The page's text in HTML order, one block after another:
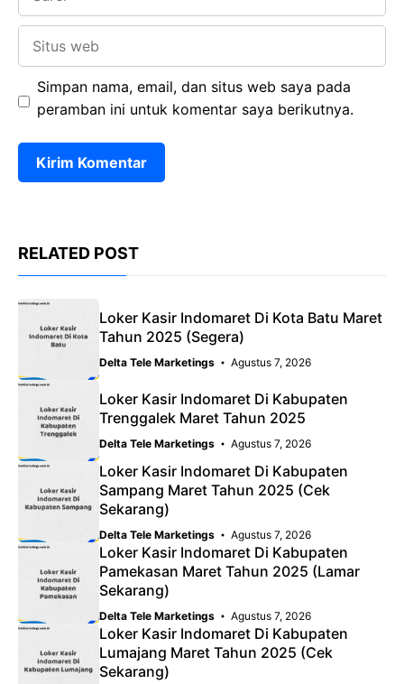
Simpan nama, email, dan situs web saya pada
peramban ini untuk komentar saya berikutnya.
RELATED POST
Loker Kasir Indomaret Di Kota Batu Maret
Tahun 2025 (Segera)
Delta Tele Marketings Agustus 7, 2026
Loker Kasir Indomaret Di Kabupaten
Trenggalek Maret Tahun 2025
Delta Tele Marketings Agustus 7, 2026
Loker Kasir Indomaret Di Kabupaten
Sampang Maret Tahun 2025 (Cek
Sekarang)
Delta Tele Marketings Agustus 7, 2026
Loker Kasir Indomaret Di Kabupaten
Pamekasan Maret Tahun 2025 (Lamar
Sekarang)
Delta Tele Marketings Agustus 7, 2026
Loker Kasir Indomaret Di Kabupaten
Lumajang Maret Tahun 2025 (Cek
Sekarang)